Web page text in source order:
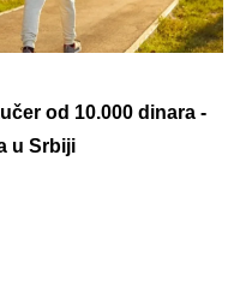
od 10.000 dinara -
u Srbiji